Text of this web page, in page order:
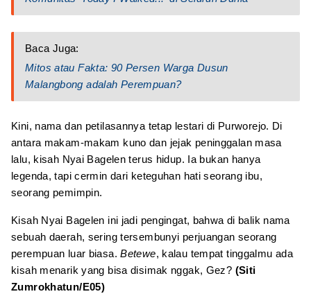
Baca Juga:
Mitos atau Fakta: 90 Persen Warga Dusun
Malangbong adalah Perempuan?
Kini, nama dan petilasannya tetap lestari di Purworejo. Di
antara makam-makam kuno dan jejak peninggalan masa
lalu, kisah Nyai Bagelen terus hidup. Ia bukan hanya
legenda, tapi cermin dari keteguhan hati seorang ibu,
seorang pemimpin.
Kisah Nyai Bagelen ini jadi pengingat, bahwa di balik nama
sebuah daerah, sering tersembunyi perjuangan seorang
perempuan luar biasa.Betewe, kalau tempat tinggalmu ada
kisah menarik yang bisa disimak nggak, Gez? (Siti
Zumrokhatun/E05)